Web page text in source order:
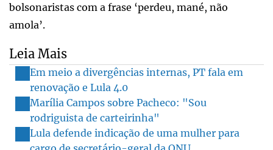
bolsonaristas com a frase ‘perdeu, mané, não
amola’.
Leia Mais
Em meio a divergências internas, PT fala em
renovação e Lula 4.0
Marília Campos sobre Pacheco: "Sou
rodriguista de carteirinha"
Lula defende indicação de uma mulher para